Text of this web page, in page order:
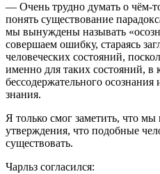
— Очень трудно думать о чём-
понять существование
мы вынуждены называть
совершаем ошибку, стараясь
человеческих состояний,
именно для таких состояний, в
бессодержательного осознания
знания.
Я только смог заметить, что
утверждения, что подобные
существовать.
Чарльз согласился: